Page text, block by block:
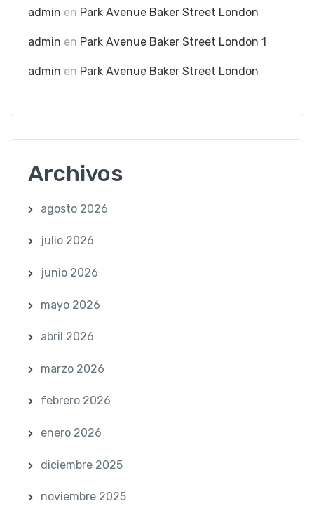
admin en Park Avenue Baker Street London
admin en Park Avenue Baker Street London 1
admin en Park Avenue Baker Street London
Archivos
agosto 2026
julio 2026
junio 2026
mayo 2026
abril 2026
marzo 2026
febrero 2026
enero 2026
diciembre 2025
noviembre 2025